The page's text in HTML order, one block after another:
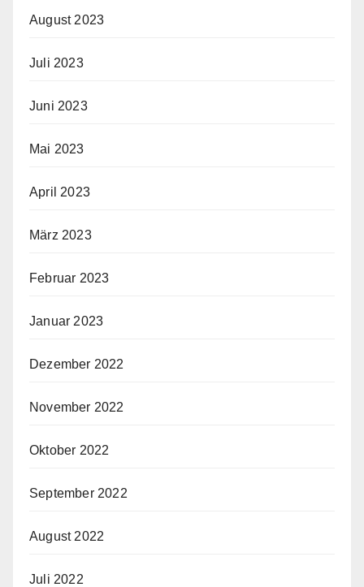
August 2023
Juli 2023
Juni 2023
Mai 2023
April 2023
März 2023
Februar 2023
Januar 2023
Dezember 2022
November 2022
Oktober 2022
September 2022
August 2022
Juli 2022